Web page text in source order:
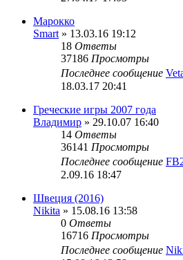
Марокко
Smart » 13.03.16 19:12
18 Ответы
37186 Просмотры
Последнее сообщение
18.03.17 20:41
Греческие игры 2007 года
Владимир » 29.10.07 16:40
14 Ответы
36141 Просмотры
Последнее сообщение
2.09.16 18:47
Швеция (2016)
Nikita » 15.08.16 13:58
0 Ответы
16716 Просмотры
Последнее сообщение